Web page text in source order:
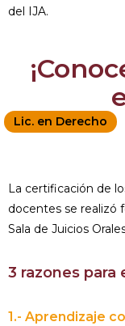
del IJA.
Lic. en Derecho
La certificación de
docentes se realizó
Sala de Juicios
3 razones para
1.- Aprendizaje